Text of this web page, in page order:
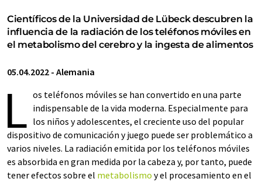
Científicos de la Universidad de Lübeck descubren la
influencia de la radiación de los teléfonos móviles en
el metabolismo del cerebro y la ingesta de alimentos
05.04.2022 - Alemania
L os teléfonos móviles se han convertido en una parte
indispensable de la vida moderna. Especialmente para
los niños y adolescentes, el creciente uso del popular
dispositivo de comunicación y juego puede ser problemático a
varios niveles. La radiación emitida por los teléfonos móviles
es absorbida en gran medida por la cabeza y, por tanto, puede
tener efectos sobre el metabolismo y el procesamiento en el